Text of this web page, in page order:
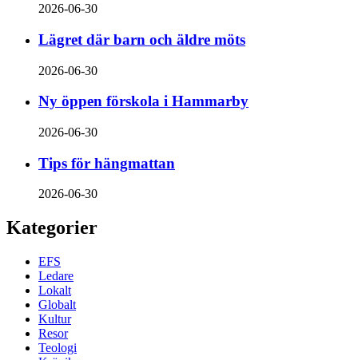
2026-06-30
Lägret där barn och äldre möts
2026-06-30
Ny öppen förskola i Hammarby
2026-06-30
Tips för hängmattan
2026-06-30
Kategorier
EFS
Ledare
Lokalt
Globalt
Kultur
Resor
Teologi